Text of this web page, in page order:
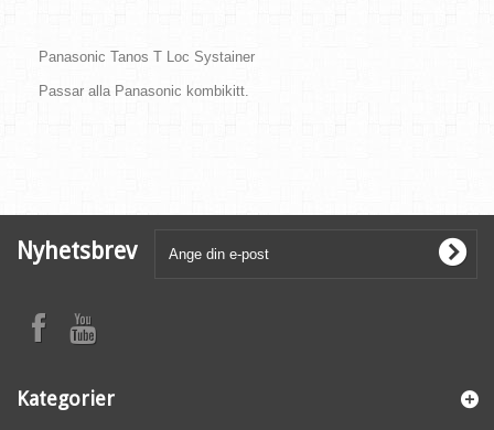
Panasonic Tanos T Loc Systainer
Passar a lla Panasonic kombikitt.
Nyhetsbrev
Kategorier